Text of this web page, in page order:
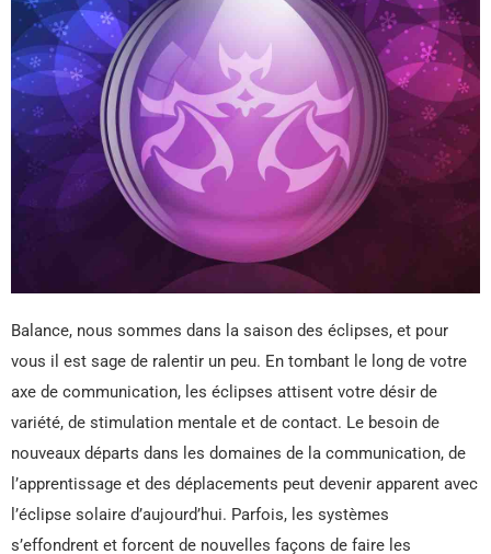
Balance, nous sommes dans la saison des éclipses, et pour
vous il est sage de ralentir un peu. En tombant le long de votre
axe de communication, les éclipses attisent votre désir de
variété, de stimulation mentale et de contact. Le besoin de
nouveaux départs dans les domaines de la communication, de
l’apprentissage et des déplacements peut devenir apparent avec
l’éclipse solaire d’aujourd’hui. Parfois, les systèmes
s’effondrent et forcent de nouvelles façons de faire les